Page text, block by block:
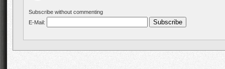
Subscribe without commenting
E-Mail: